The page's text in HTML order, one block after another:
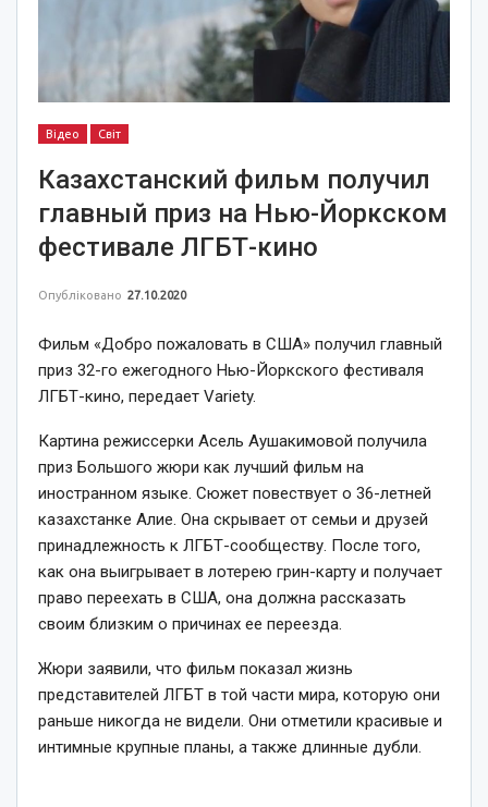
Відео Світ
Казахстанский фильм получил
главный приз на Нью-Йоркском
фестивале ЛГБТ-кино
Опубліковано 27.10.2020
Фильм «Добро пожаловать в США» получил главный
приз 32-го ежегодного Нью-Йоркского фестиваля
ЛГБТ-кино, передает Variety.
Картина режиссерки Асель Аушакимовой получила
приз Большого жюри как лучший фильм на
иностранном языке. Сюжет повествует о 36-летней
казахстанке Алие. Она скрывает от семьи и друзей
принадлежность к ЛГБТ-сообществу. После того,
как она выигрывает в лотерею грин-карту и получает
право переехать в США, она должна рассказать
своим близким о причинах ее переезда.
Жюри заявили, что фильм показал жизнь
представителей ЛГБТ в той части мира, которую они
раньше никогда не видели. Они отметили красивые и
интимные крупные планы, а также длинные дубли.